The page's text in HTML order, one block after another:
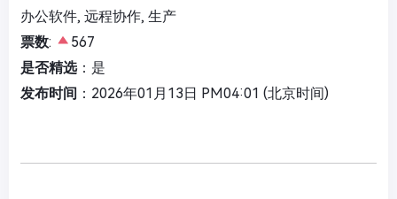
办公软件, 远程协作, 生产
票数:
567
是否精选：是
发布时间 ：2026年01月13日 PM04:01 (北京时间)